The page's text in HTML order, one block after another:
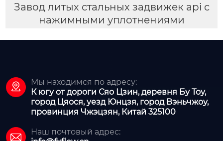
Завод литых стальных задвижек api с
нажимными уплотнениями

Мы находимся по адресу:
К югу от дороги Сяо Цзин, деревня Бу Тоу,
город Цяося, уезд Юнцзя, город Вэньчжоу,
провинция Чжэцзян, Китай 325100

Наш почтовый адрес: